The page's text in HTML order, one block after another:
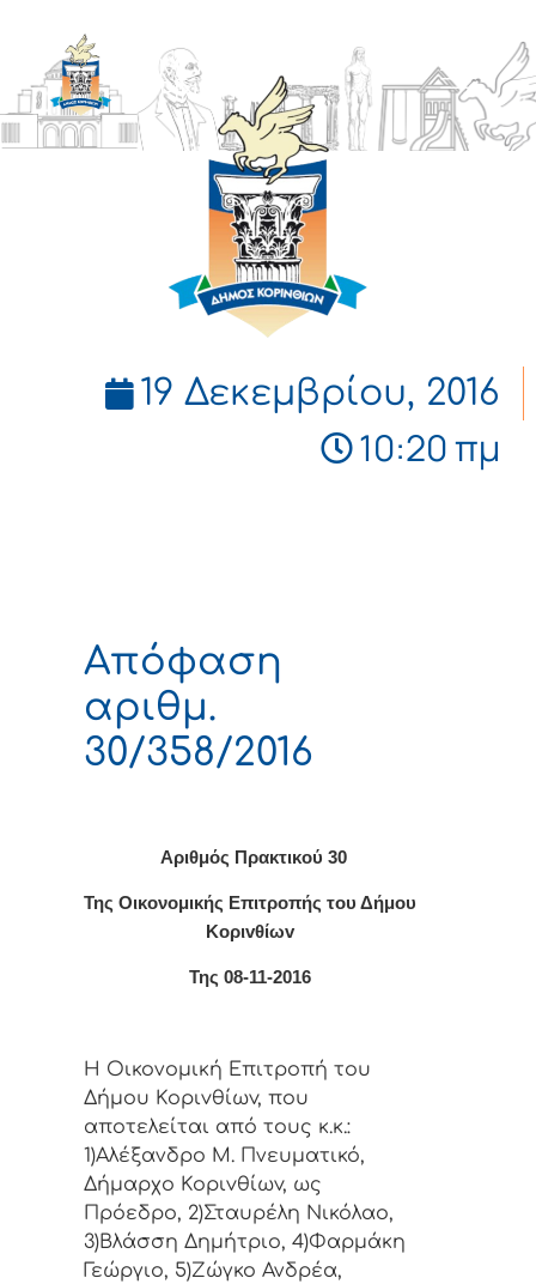
ΔΗΜΟΣ
ΚΟΡΙΝΘΙΩΝ
19 Δεκεμβρίου, 2016
10:20 πμ
Απόφαση
αριθμ.
30/358/2016
Αριθμός Πρακτικού 30
Της Οικονομικής Επιτρoπής τoυ Δήμoυ
Κoριvθίωv
Της 08-11-2016
Η Οικονομική Επιτρoπή τoυ
Δήμoυ Κoριvθίωv, πoυ
απoτελείται από τoυς κ.κ.:
1)Αλέξανδρο Μ. Πνευματικό,
Δήμαρχo Κoριvθίωv, ως
Πρόεδρo, 2)Σταυρέλη Νικόλαο,
3)Βλάσση Δημήτριο, 4)Φαρμάκη
Γεώργιο, 5)Ζώγκο Ανδρέα,